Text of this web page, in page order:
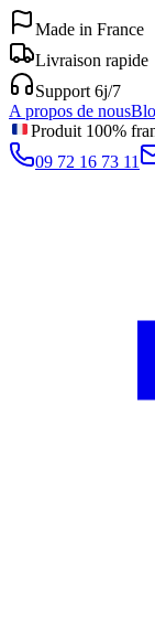
Made in France
Livraison rapide
Support 6j/7
A propos de nous
Produit 100%
09 72 16 73 11